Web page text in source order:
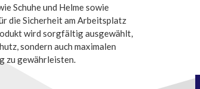
Schuhe und Helme sowie
die Sicherheit am Arbeitsplatz
wird sorgfältig ausgewählt,
sondern auch maximalen
zu gewährleisten.